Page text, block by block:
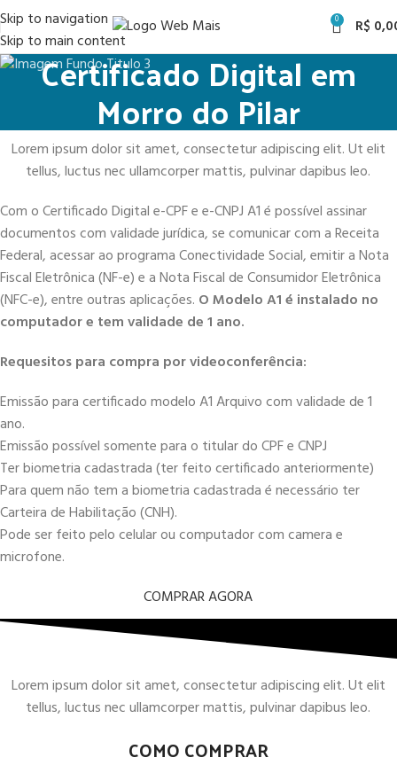
Skip to navigation
Skip to main content
0 R$
Certificado Digital em
Morro do Pilar
Lorem ipsum dolor sit amet, consectetur adipiscing elit. Ut elit
tellus, luctus nec ullamcorper mattis, pulvinar dapibus leo.
Com o Certificado Digital e-CPF e e-CNPJ A1 é possível assinar
documentos com validade jurídica, se comunicar com a Receita
Federal, acessar ao programa Conectividade Social, emitir a Nota
Fiscal Eletrônica (NF-e) e a Nota Fiscal de Consumidor Eletrônica
(NFC-e), entre outras aplicações. O Modelo A1 é instalado no
computador e tem validade de 1 ano.
Requesitos para compra por videoconferência:
Emissão para certificado modelo A1 Arquivo com validade de 1
ano.
Emissão possível somente para o titular do CPF e CNPJ
Ter biometria cadastrada (ter feito certificado anteriormente)
Para quem não tem a biometria cadastrada é necessário ter
Carteira de Habilitação (CNH).
Pode ser feito pelo celular ou computador com camera e
microfone.
COMPRAR AGORA
Lorem ipsum dolor sit amet, consectetur adipiscing elit. Ut elit
tellus, luctus nec ullamcorper mattis, pulvinar dapibus leo.
COMO COMPRAR